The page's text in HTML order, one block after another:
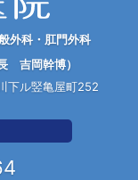
外科・肛門外科
吉岡幹博）
下ル竪亀屋町252